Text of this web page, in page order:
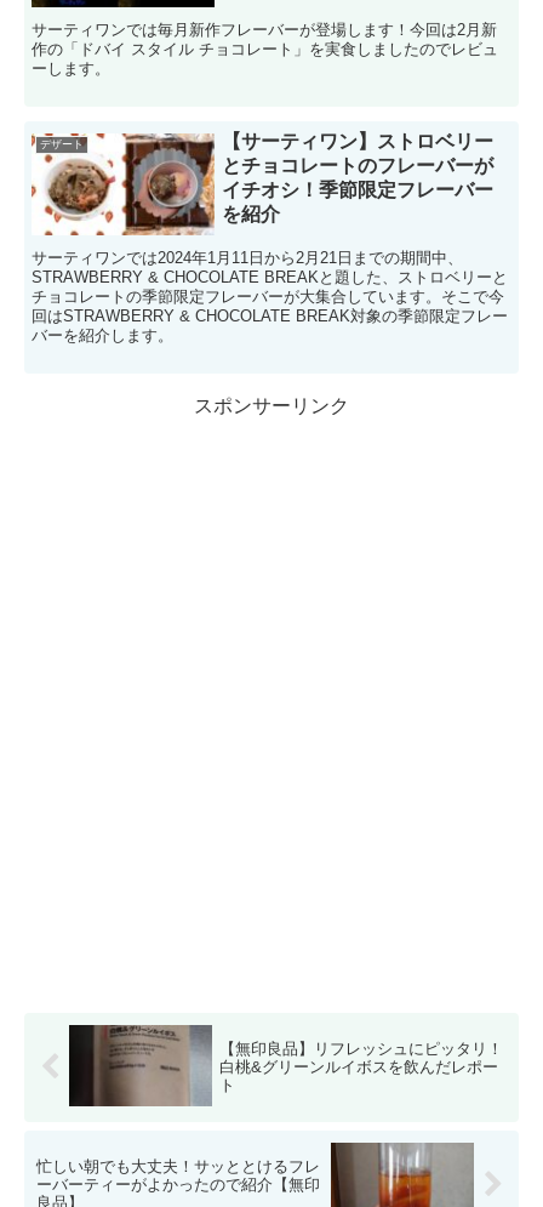
サーティワンでは毎月新作フレーバーが登場します！今回は2月新
作の「ドバイ スタイル チョコレート」を実食しましたのでレビュ
ーします。
デザート
【サーティワン】ストロベリー
とチョコレートのフレーバーが
イチオシ！季節限定フレーバー
を紹介
サーティワンでは2024年1月11日から2月21日までの期間中、
STRAWBERRY & CHOCOLATE BREAKと題した、ストロベリーと
チョコレートの季節限定フレーバーが大集合しています。そこで今
回はSTRAWBERRY & CHOCOLATE BREAK対象の季節限定フレー
バーを紹介します。
スポンサーリンク
【無印良品】リフレッシュにピッタリ！
白桃&グリーンルイボスを飲んだレポー
ト
忙しい朝でも大丈夫！サッととけるフレ
ーバーティーがよかったので紹介【無印
良品】